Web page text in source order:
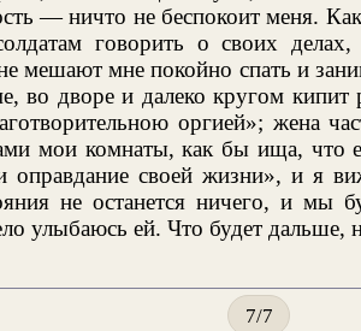
— ничто не беспокоит меня.
говорить о своих
мешают мне покойно спать и
во дворе и далеко кругом кипит
оргией»; жена
мои комнаты, как бы ища,
оправдание своей жизни», и я
не останется ничего, и мы
улыбаюсь ей. Что будет дальше,
7/7